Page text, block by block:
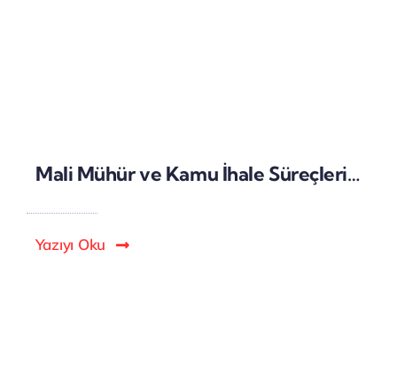
Mali Mühür ve Kamu İhale Süreçlerinde Dijital Güvenlik
Yazıyı Oku